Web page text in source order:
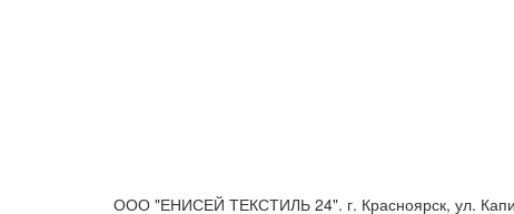
ООО "ЕНИСЕЙ ТЕКСТИЛЬ 24". г. Красноярск, ул.